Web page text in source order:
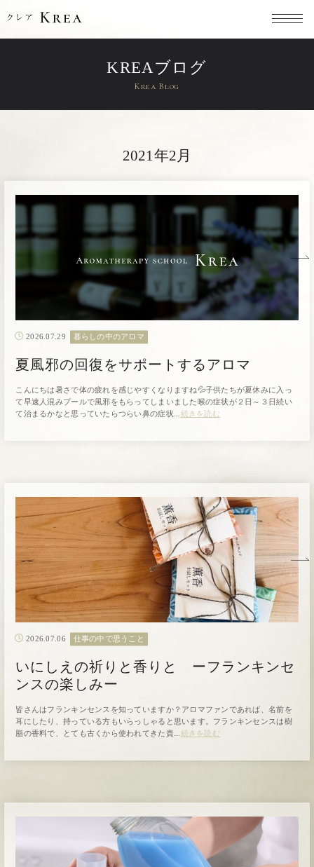
KREAブログ
Krea Blog
2021年2月
2026.07.29 暮らしの中のアロマ
夏風邪の回復をサポートするアロマ
こんにちは暑さで体の疲れを感じやすくなりますね💦子供たちが夏休みに入っ
て早速人混みプールで風邪をもらってしまいました喉の症状が２日～３日続い
て治まるかなと思っていたらつらい鼻の症状... 続きを読む
2026.07.06 仕事の中で思うこと
いにしえの祈りと香りと ーフランキンセ
ンスの楽しみー
皆さんはフランキンセンスを知っていますか？アロマファンであれば、名前を
耳にしたり、持っている方もいらっしゃると思います。フランキンセンスは樹
脂の香料で、とても古くから使われてきた貴... 続きを読む